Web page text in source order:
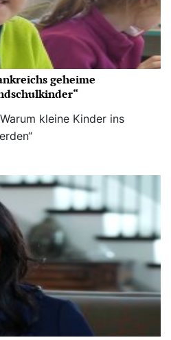
geheime
kleine Kinder ins